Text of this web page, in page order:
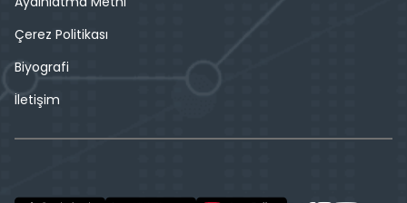
Çerez Politikası
Biyografi
İletişim